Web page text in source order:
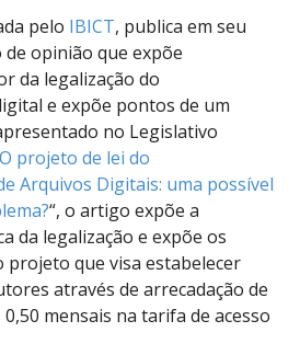
pelo IBICT, publica em seu
opinião que expõe
da legalização do
e expõe pontos de um
no Legislativo
O projeto de lei do
Arquivos Digitais: uma possível
“, o artigo expõe a
da legalização e expõe os
que visa estabelecer
através de arrecadação de
mensais na tarifa de acesso